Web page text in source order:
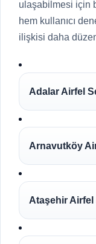
ulaşabilmesi için
hem kullanıcı
ilişkisi daha
Adalar Airfel
Arnavutköy
Ataşehir Airfel